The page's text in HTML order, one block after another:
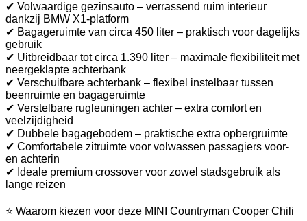
✔ Volwaardige gezinsauto – verrassend ruim interieur
dankzij BMW X1-platform
✔ Bagageruimte van circa 450 liter – praktisch voor dagelijks
gebruik
✔ Uitbreidbaar tot circa 1.390 liter – maximale flexibiliteit met
neergeklapte achterbank
✔ Verschuifbare achterbank – flexibel instelbaar tussen
beenruimte en bagageruimte
✔ Verstelbare rugleuningen achter – extra comfort en
veelzijdigheid
✔ Dubbele bagagebodem – praktische extra opbergruimte
✔ Comfortabele zitruimte voor volwassen passagiers voor-
en achterin
✔ Ideale premium crossover voor zowel stadsgebruik als
lange reizen
⭐ Waarom kiezen voor deze MINI Countryman Cooper Chili